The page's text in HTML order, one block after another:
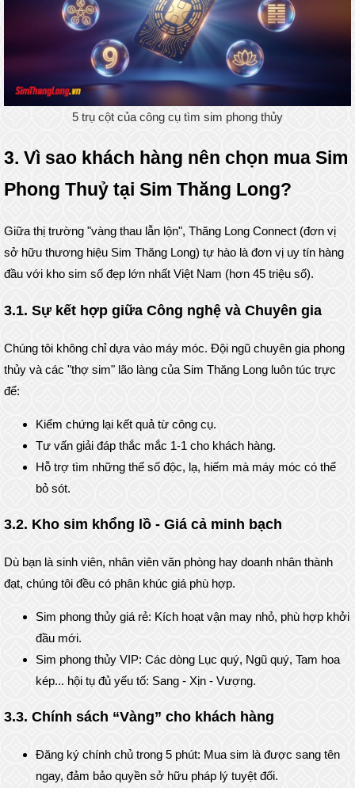
5 trụ cột của công cụ tìm sim phong thủy
3. Vì sao khách hàng nên chọn mua Sim
Phong Thuỷ tại Sim Thăng Long?
Giữa thị trường "vàng thau lẫn lộn", Thăng Long Connect (đơn vị
sở hữu thương hiệu Sim Thăng Long) tự hào là đơn vị uy tín hàng
đầu với kho sim số đẹp lớn nhất Việt Nam (hơn 45 triệu số).
3.1. Sự kết hợp giữa Công nghệ và Chuyên gia
Chúng tôi không chỉ dựa vào máy móc. Đội ngũ chuyên gia phong
thủy và các "thợ sim" lão làng của Sim Thăng Long luôn túc trực
để:
Kiểm chứng lại kết quả từ công cụ.
Tư vấn giải đáp thắc mắc 1-1 cho khách hàng.
Hỗ trợ tìm những thế số độc, lạ, hiếm mà máy móc có thể
bỏ sót.
3.2. Kho sim khổng lồ - Giá cả minh bạch
Dù bạn là sinh viên, nhân viên văn phòng hay doanh nhân thành
đạt, chúng tôi đều có phân khúc giá phù hợp.
Sim phong thủy giá rẻ: Kích hoạt vận may nhỏ, phù hợp khởi
đầu mới.
Sim phong thủy VIP: Các dòng Lục quý, Ngũ quý, Tam hoa
kép... hội tụ đủ yếu tố: Sang - Xịn - Vượng.
3.3. Chính sách “Vàng” cho khách hàng
Đăng ký chính chủ trong 5 phút: Mua sim là được sang tên
ngay, đảm bảo quyền sở hữu pháp lý tuyệt đối.